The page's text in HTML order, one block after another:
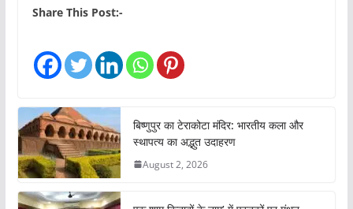
Share This Post:-
बिष्णुपुर का टेराकोटा मंदिर: भारतीय कला और
स्थापत्य का अद्भुत उदाहरण
August 2, 2026